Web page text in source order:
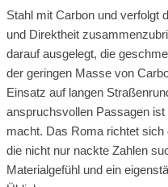
Stahl mit Carbon und verfolgt
und Direktheit
darauf ausgelegt, die
der geringen Masse von
Einsatz auf langen
anspruchsvollen Passagen
macht. Das Roma richtet sich
die nicht nur nackte Zahlen
Materialgefühl und ein